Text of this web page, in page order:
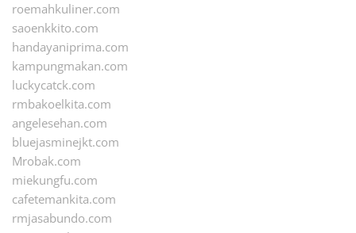
roemahkuliner.com
saoenkkito.com
handayaniprima.com
kampungmakan.com
luckycatck.com
rmbakoelkita.com
angelesehan.com
bluejasminejkt.com
Mrobak.com
miekungfu.com
cafetemankita.com
rmjasabundo.com